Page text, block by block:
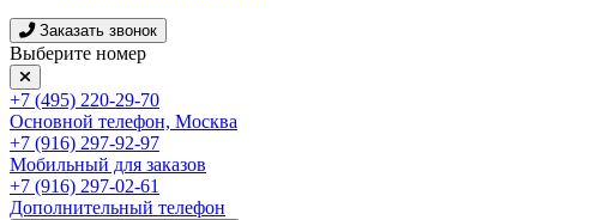
Заказать звонок
Выберите номер
+7 (495) 220-29-70
Основной телефон, Москва
+7 (916) 297-92-97
Мобильный для заказов
+7 (916) 297-02-61
Дополнительный телефон